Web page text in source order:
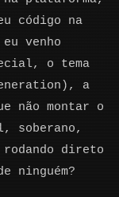
código na
venho
o tema
a
não montar o
soberano,
rodando direto
ninguém?